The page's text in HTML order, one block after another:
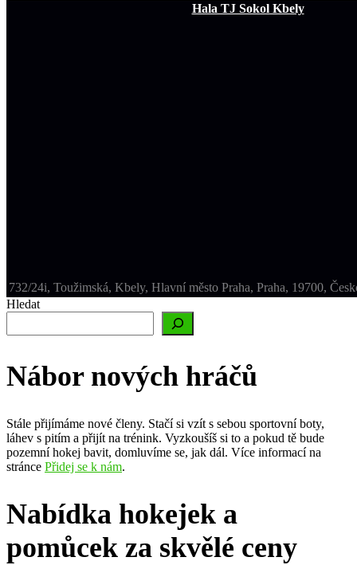
Hala TJ Sokol Kbely
732/24i, Toužimská, Kbely, Hlavní město Praha, Praha, 19700,
Hledat
Nábor nových hráčů
Stále přijímáme nové členy. Stačí si vzít s sebou sportovní boty,
láhev s pitím a přijít na trénink. Vyzkoušíš si to a pokud tě bude
pozemní hokej bavit, domluvíme se, jak dál. Více informací na
stránce Přidej se k nám.
Nabídka hokejek a
pomůcek za skvělé ceny